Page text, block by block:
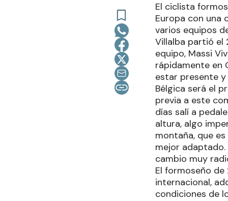
El ciclista
Europa con una
varios equipos
Villalba partió el
equipo, Massi
rápidamente en
estar presente y
Bélgica será el
previa a este
días salí a
altura, algo
montaña, que
mejor adaptado.
cambio muy
El formoseño
internacional,
condiciones de